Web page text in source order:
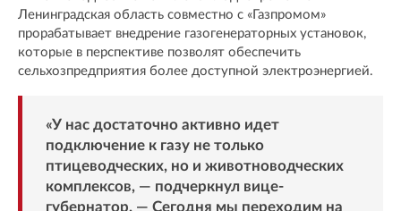
Ленинградская область совместно с «Газпромом»
прорабатывает внедрение газогенераторных установок,
которые в перспективе позволят обеспечить
сельхозпредприятия более доступной электроэнергией.
«У нас достаточно активно идет
подключение к газу не только
птицеводческих, но и животноводческих
комплексов, — подчеркнул вице-
губернатор. — Сегодня мы переходим на